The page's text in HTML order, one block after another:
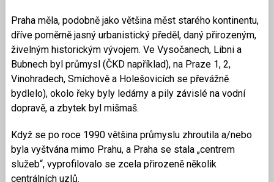
Praha měla, podobně jako většina měst starého kontinentu,
dříve poměrně jasný urbanistický předěl, daný přirozeným,
živelným historickým vývojem. Ve Vysočanech, Libni a
Bubnech byl průmysl (ČKD například), na Praze 1, 2,
Vinohradech, Smíchově a Holešovicích se převážně
bydlelo), okolo řeky byly ledárny a pily závislé na vodní
dopravě, a zbytek byl mišmaš.
Když se po roce 1990 většina průmyslu zhroutila a/nebo
byla vyštvána mimo Prahu, a Praha se stala „centrem
služeb“, vyprofilovalo se zcela přirozeně několik
centrálních uzlů.